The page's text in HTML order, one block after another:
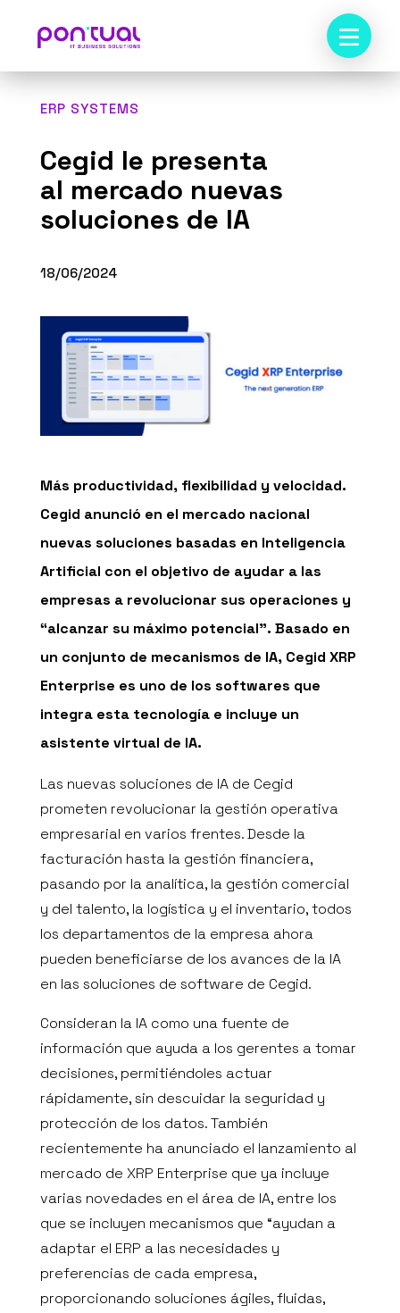
ERP SYSTEMS
Cegid le presenta
al mercado nuevas
soluciones de IA
18/06/2024
Más productividad, flexibilidad y velocidad.
Cegid anunció en el mercado nacional
nuevas soluciones basadas en Inteligencia
Artificial con el objetivo de ayudar a las
empresas a revolucionar sus operaciones y
“alcanzar su máximo potencial”. Basado en
un conjunto de mecanismos de IA, Cegid XRP
Enterprise es uno de los softwares que
integra esta tecnología e incluye un
asistente virtual de IA.
Las nuevas soluciones de IA de Cegid
prometen revolucionar la gestión operativa
empresarial en varios frentes. Desde la
facturación hasta la gestión financiera,
pasando por la analítica, la gestión comercial
y del talento, la logística y el inventario, todos
los departamentos de la empresa ahora
pueden beneficiarse de los avances de la IA
en las soluciones de software de Cegid.
Consideran la IA como una fuente de
información que ayuda a los gerentes a tomar
decisiones, permitiéndoles actuar
rápidamente, sin descuidar la seguridad y
protección de los datos. También
recientemente ha anunciado el lanzamiento al
mercado de XRP Enterprise que ya incluye
varias novedades en el área de IA, entre los
que se incluyen mecanismos que “ayudan a
adaptar el ERP a las necesidades y
preferencias de cada empresa,
proporcionando soluciones ágiles, fluidas,